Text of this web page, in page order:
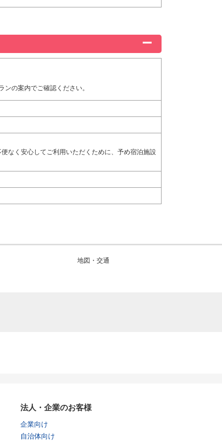
の案内でご確認ください。
なく安心してご利用いただくために、予め宿泊施設
地図・交通
法人・企業のお客様
企業向け
自治体向け